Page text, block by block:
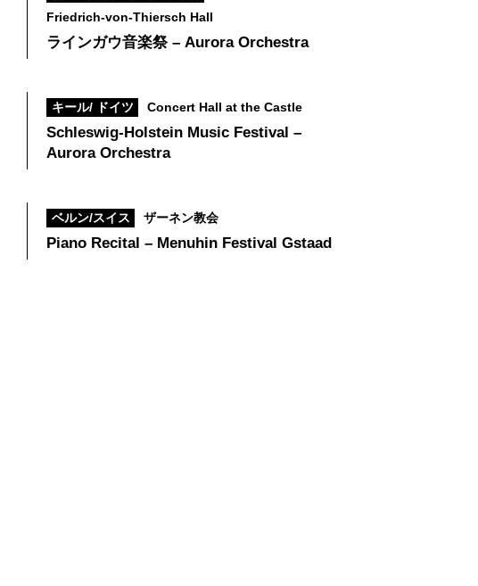
Friedrich-von-Thiersch Hall
ラインガウ音楽祭 – Aurora Orchestra
キール/ ドイツ Concert Hall at the Castle
Schleswig-Holstein Music Festival –
Aurora Orchestra
ベルン/スイス ザーネン教会
Piano Recital – Menuhin Festival Gstaad